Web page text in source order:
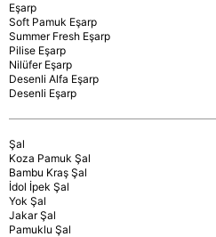
Eşarp
Soft Pamuk Eşarp
Summer Fresh Eşarp
Pilise Eşarp
Nilüfer Eşarp
Desenli Alfa Eşarp
Desenli Eşarp
Şal
Koza Pamuk Şal
Bambu Kraş Şal
İdol İpek Şal
Yok Şal
Jakar Şal
Pamuklu Şal